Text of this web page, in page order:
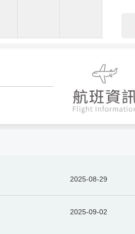
2025-08-29
2025-09-02